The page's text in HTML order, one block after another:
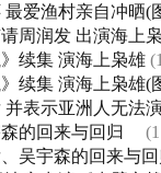
爱渔村亲自冲晒(
周润发 出演海上
续集 演海上枭雄
续集 演海上枭雄(
表示亚洲人无法
的回来与回归
、吴宇森的回来与